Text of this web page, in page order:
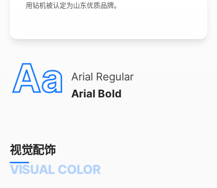
用钻机被认定为山东优质品牌。
Aa
Arial Regular
Arial Bold
视觉配饰
VISUAL COLOR